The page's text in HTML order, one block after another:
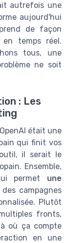
autrefois une
aujourd'hui
de façon
en temps réel.
tous, une
ne soit
: Les
était une
qui finit vos
il serait le
Ensemble,
permet une
campagnes
Plutôt
fronts,
où ça compte
en une